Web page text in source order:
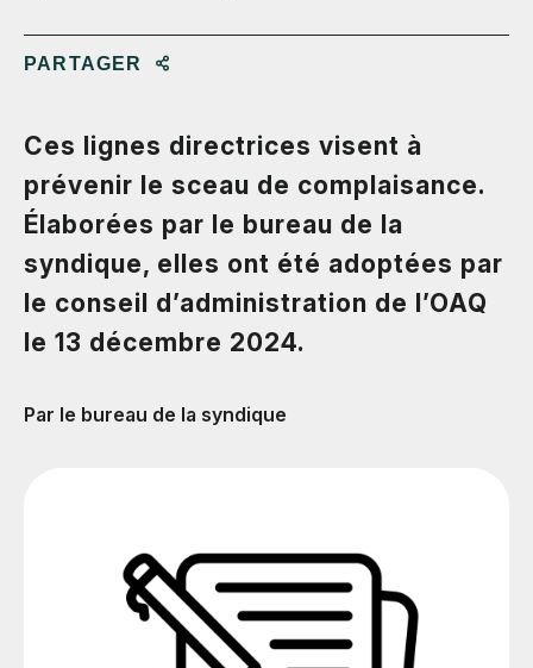
PARTAGER
Ces lignes directrices visent à
prévenir le sceau de complaisance.
Élaborées par le bureau de la
syndique, elles ont été adoptées par
le conseil d’administration de l’OAQ
le 13 décembre 2024.
Par le bureau de la syndique